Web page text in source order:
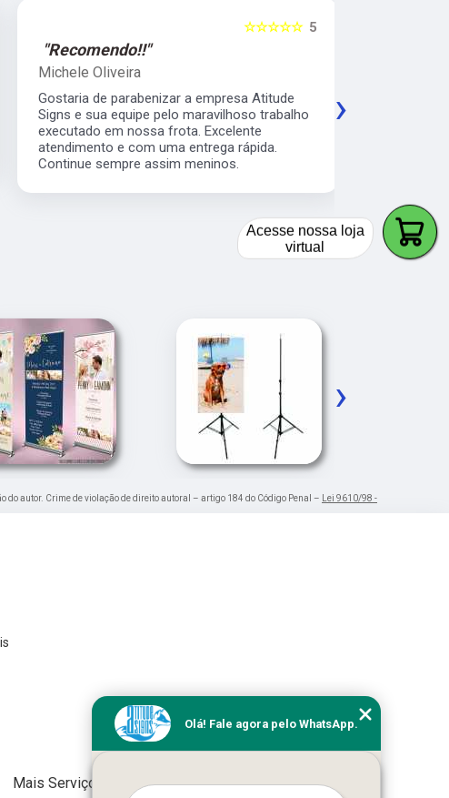
5
☆☆☆☆☆
"Recomendo!!"
Michele Oliveira
Gostaria de parabenizar a empresa Atitude
Signs e sua equipe pelo maravilhoso trabalho
executado em nossa frota. Excelente
atendimento e com uma entrega rápida.
Continue sempre assim meninos.
›
›
autor. Crime de violação de direito autoral – artigo 184 do Código Penal –
Lei 9610/98 -
Mais Serviços
Olá! Fale agora pelo WhatsApp.
Acesse nossa loja
virtual